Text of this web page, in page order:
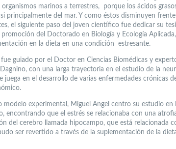
organismos marinos a terrestres, porque los ácidos
principalmente del mar. Y como éstos disminuyen frente
el siguiente paso del joven científico fue dedicar su
del Doctorado en Biología y Ecología
en la dieta en una condición estresante.
guiado por el Doctor en Ciencias Biomédicas y
con una larga trayectoria en el estudio de la
juega en el desarrollo de varias enfermedades crónicas
modelo experimental, Miguel Angel centro su estudio en
encontrando que el estrés se relacionaba con una
del cerebro llamada hipocampo, que está relacionada
ser revertido a través de la suplementación de la